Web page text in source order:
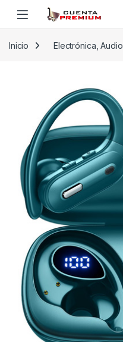
Skip to navigation
Skip to content
Inicio Electrónica,